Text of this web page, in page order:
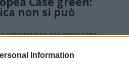
Information
non si può
e transizione ecologica sono